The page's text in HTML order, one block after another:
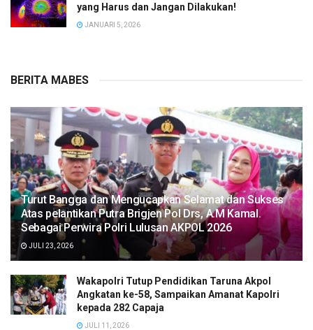
yang Harus dan Jangan Dilakukan!
JANUARI 5, 2026
BERITA MABES
Turut Bangga dan Mengucapkan Selamat dan Sukses
Atas pelantikan Putra Brigjen Pol Drs, A.M Kamal.
Sebagai Perwira Polri Lulusan AKPOL 2026
JULI 23, 2026
Wakapolri Tutup Pendidikan Taruna Akpol
Angkatan ke-58, Sampaikan Amanat Kapolri
kepada 282 Capaja
JULI 11, 2026